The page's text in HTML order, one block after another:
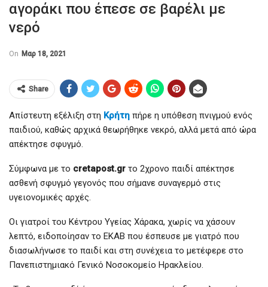
αγοράκι που έπεσε σε βαρέλι με
νερό
On Μαρ 18, 2021
Share
Απίστευτη εξέλιξη στη Κρήτη πήρε η υπόθεση πνιγμού ενός
παιδιού, καθώς αρχικά θεωρήθηκε νεκρό, αλλά μετά από ώρα
απέκτησε σφυγμό.
Σύμφωνα με το cretapost.gr το 2χρονο παιδί απέκτησε
ασθενή σφυγμό γεγονός που σήμανε συναγερμό στις
υγειονομικές αρχές.
Οι γιατροί του Κέντρου Υγείας Χάρακα, χωρίς να χάσουν
λεπτό, ειδοποίησαν το ΕΚΑΒ που έσπευσε με γιατρό που
διασωλήνωσε το παιδί και στη συνέχεια το μετέφερε στο
Πανεπιστημιακό Γενικό Νοσοκομείο Ηρακλείου.